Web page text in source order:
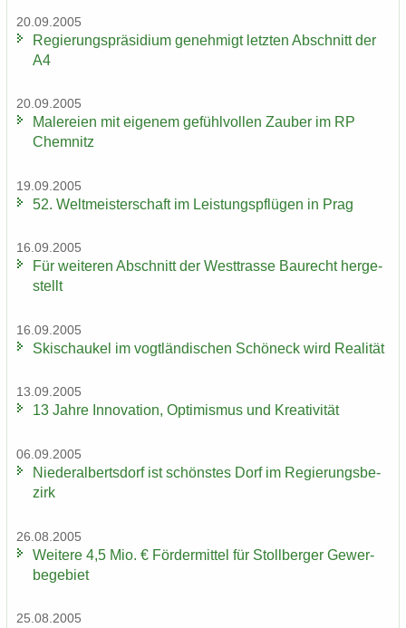
20.09.2005
Re­gie­rungs­prä­si­di­um ge­neh­migt letz­ten Ab­schnitt der
A4
20.09.2005
Ma­le­rei­en mit ei­ge­nem ge­fühl­vol­len Zau­ber im RP
Chem­nitz
19.09.2005
52. Welt­meis­ter­schaft im Leis­tungs­pflü­gen in Prag
16.09.2005
Für wei­te­ren Ab­schnitt der West­tras­se Bau­recht her­ge­
stellt
16.09.2005
Ski­schau­kel im vogt­län­di­schen Schöneck wird Rea­li­tät
13.09.2005
13 Jahre In­no­va­ti­on, Op­ti­mis­mus und Krea­ti­vi­tät
06.09.2005
Nie­der­al­berts­dorf ist schöns­tes Dorf im Re­gie­rungs­be­
zirk
26.08.2005
Wei­te­re 4,5 Mio. € För­der­mit­tel für Stoll­ber­ger Ge­wer­
be­ge­biet
25.08.2005